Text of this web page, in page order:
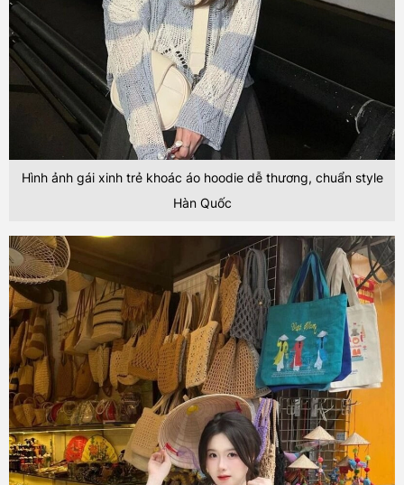
Hình ảnh gái xinh trẻ khoác áo hoodie dễ thương, chuẩn style
Hàn Quốc